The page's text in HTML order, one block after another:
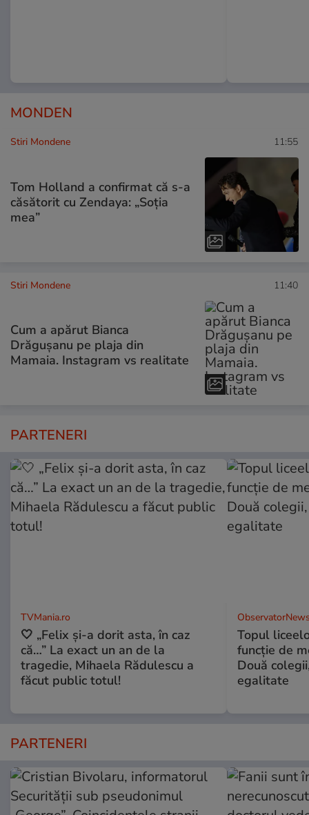
MONDEN
Stiri Mondene 11:55
Tom Holland a confirmat că s-a
căsătorit cu Zendaya: „Soția
mea”
Stiri Mondene 11:40
Cum a apărut Bianca
Drăgușanu pe plaja din
Mamaia. Instagram vs realitate
PARTENERI
TVMania.ro
🤍 „Felix și-a dorit asta, în caz
că…” La exact un an de la
tragedie, Mihaela Rădulescu a
făcut public totul!
Topul
funcție de
Două
egalitate
PARTENERI